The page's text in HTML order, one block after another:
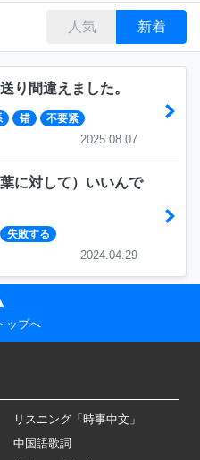
人気 新着
り間違えました。
错 不要紧
2025.08.07
葉に対して）いいんで
失敗する
2024.04.29
ップへ
リスニング「時事中文」
中国語歌詞